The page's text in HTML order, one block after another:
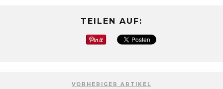
TEILEN AUF:
VORHERIGER ARTIKEL